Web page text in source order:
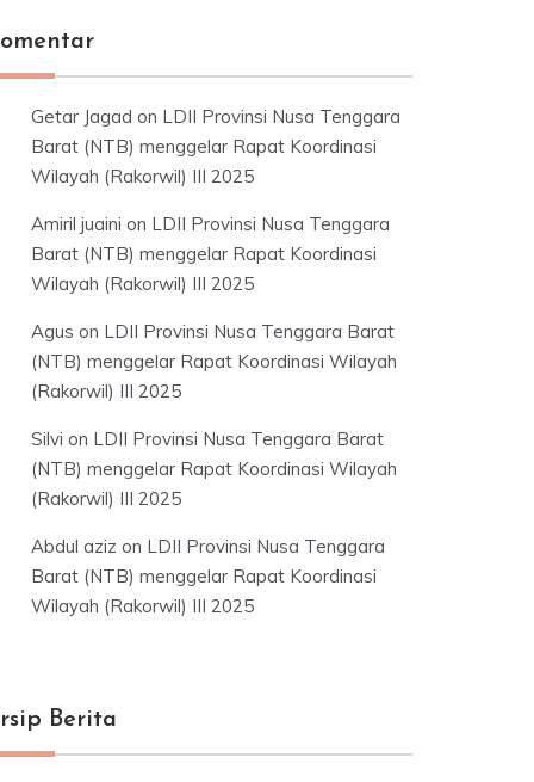
Getar Jagad on LDII Provinsi Nusa Tenggara
Barat (NTB) menggelar Rapat Koordinasi
Wilayah (Rakorwil) III 2025
Amiril juaini on LDII Provinsi Nusa Tenggara
Barat (NTB) menggelar Rapat Koordinasi
Wilayah (Rakorwil) III 2025
Agus on LDII Provinsi Nusa Tenggara Barat
(NTB) menggelar Rapat Koordinasi Wilayah
(Rakorwil) III 2025
Silvi on LDII Provinsi Nusa Tenggara Barat
(NTB) menggelar Rapat Koordinasi Wilayah
(Rakorwil) III 2025
Abdul aziz on LDII Provinsi Nusa Tenggara
Barat (NTB) menggelar Rapat Koordinasi
Wilayah (Rakorwil) III 2025
Berita